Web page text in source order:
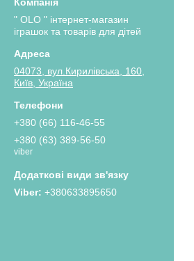
" OLO " інтернет-магазин
іграшок та товарів для дітей
04073, вул.Кирилівська, 160,
Київ, Україна
+380 (66) 116-46-55
+380 (63) 389-56-50
viber
+380633895650